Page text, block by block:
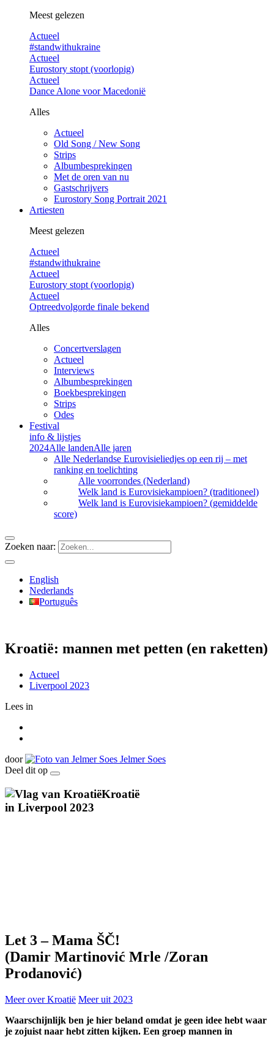
Meest gelezen
Actueel
#standwithukraine
Actueel
Eurostory stopt (voorlopig)
Actueel
Dance Alone voor Macedonië
Alles
Actueel
Old Song / New Song
Strips
Albumbesprekingen
Met de oren van nu
Gastschrijvers
Eurostory Song Portrait 2021
Artiesten
Meest gelezen
Actueel
#standwithukraine
Actueel
Eurostory stopt (voorlopig)
Actueel
Optreedvolgorde finale bekend
Alles
Concertverslagen
Actueel
Interviews
Albumbesprekingen
Boekbesprekingen
Strips
Odes
Festival
info & lijstjes
2024Alle landenAlle jaren
Alle Nederlandse Eurovisieliedjes op een rij – met
ranking en toelichting
Alle voorrondes (Nederland)
Welk land is Eurovisiekampioen? (traditioneel)
Welk land is Eurovisiekampioen? (gemiddelde
score)
Zoeken naar:
English
Nederlands
Português
Kroatië: mannen met petten (en raketten)
Actueel
Liverpool 2023
Lees in
door
Jelmer Soes
Deel dit op
Kroatië
in Liverpool 2023
Let 3–Mama ŠČ!
(Damir Martinović Mrle /Zoran
Prodanović)
Meer over Kroatië Meer uit 2023
Waarschijnlijk ben je hier beland omdat je geen idee hebt waar
je zojuist naar hebt zitten kijken. Een groep mannen in